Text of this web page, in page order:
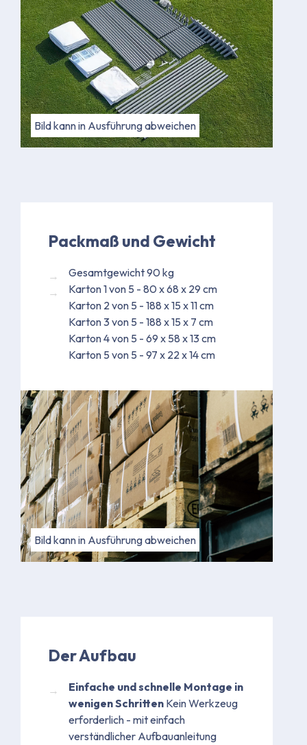
Bild kann in Ausführung abweichen
Packmaß und Gewicht
Gesamtgewicht 90 kg
Karton 1 von 5 - 80 x 68 x 29 cm
Karton 2 von 5 - 188 x 15 x 11 cm
Karton 3 von 5 - 188 x 15 x 7 cm
Karton 4 von 5 - 69 x 58 x 13 cm
Karton 5 von 5 - 97 x 22 x 14 cm
Bild kann in Ausführung abweichen
Der Aufbau
Einfache und schnelle Montage in
wenigen Schritten Kein Werkzeug
erforderlich - mit einfach
verständlicher Aufbauanleitung